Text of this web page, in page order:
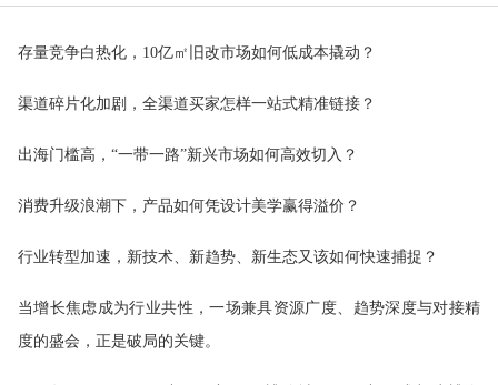
存量竞争白热化，10亿㎡旧改市场如何低成本撬动？
渠道碎片化加剧，全渠道买家怎样一站式精准链接？
出海门槛高，“一带一路”新兴市场如何高效切入？
消费升级浪潮下，产品如何凭设计美学赢得溢价？
行业转型加速，新技术、新趋势、新生态又该如何快速捕捉？
当增长焦虑成为行业共性，一场兼具资源广度、趋势深度与对接精
度的盛会，正是破局的关键。